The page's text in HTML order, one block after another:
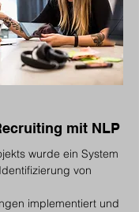
mit NLP
wurde ein System
von
implementiert und